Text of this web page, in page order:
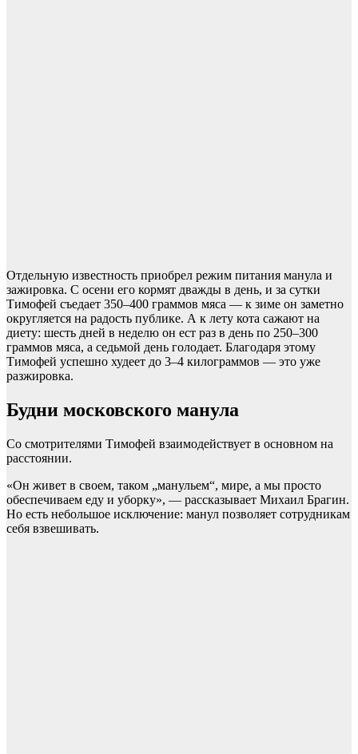
Отдельную известность приобрел режим питания манула и
зажировка. С осени его кормят дважды в день, и за сутки
Тимофей съедает 350–400 граммов мяса — к зиме он заметно
округляется на радость публике. А к лету кота сажают на
диету: шесть дней в неделю он ест раз в день по 250–300
граммов мяса, а седьмой день голодает. Благодаря этому
Тимофей успешно худеет до 3–4 килограммов — это уже
разжировка.
Будни московского манула
Со смотрителями Тимофей взаимодействует в основном на
расстоянии.
«Он живет в своем, таком „манульем“, мире, а мы просто
обеспечиваем еду и уборку», — рассказывает Михаил Брагин.
Но есть небольшое исключение: манул позволяет сотрудникам
себя взвешивать.